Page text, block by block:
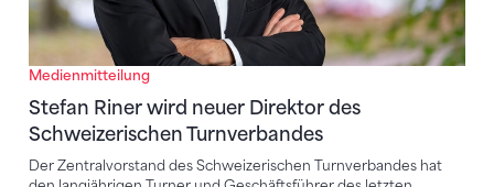
Medienmitteilung
Stefan Riner wird neuer Direktor des
Schweizerischen Turnverbandes
Der Zentralvorstand des Schweizerischen Turnverbandes hat